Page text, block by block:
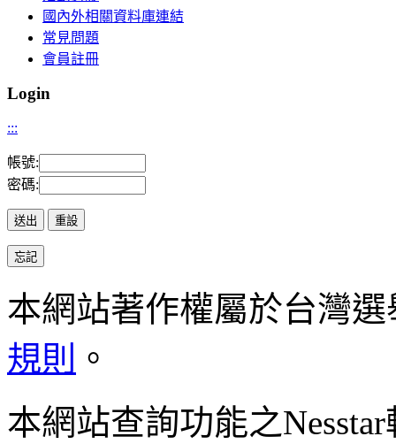
國內外相關資料庫連結
常見問題
會員註冊
Login
:::
帳號:
密碼:
本網站著作權屬於台灣
規則
。
本網站查詢功能之Nesstar